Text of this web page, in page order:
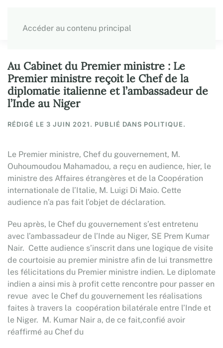
Accéder au contenu principal
Au Cabinet du Premier ministre : Le
Premier ministre reçoit le Chef de la
diplomatie italienne et l’ambassadeur de
l’Inde au Niger
RÉDIGÉ LE 3 JUIN 2021. PUBLIÉ DANS POLITIQUE.
Le Premier ministre, Chef du gouvernement, M.
Ouhoumoudou Mahamadou, a reçu en audience, hier, le
ministre des Affaires étrangères et de la Coopération
internationale de l’Italie, M. Luigi Di Maio. Cette
audience n’a pas fait l’objet de déclaration.
Peu après, le Chef du gouvernement s’est entretenu
avec l’ambassadeur de l’Inde au Niger, SE Prem Kumar
Nair. Cette audience s’inscrit dans une logique de visite
de courtoisie au premier ministre afin de lui transmettre
les félicitations du Premier ministre indien. Le diplomate
indien a ainsi mis à profit cette rencontre pour passer en
revue avec le Chef du gouvernement les réalisations
faites à travers la coopération bilatérale entre l’Inde et
le Niger. M. Kumar Nair a, de ce fait,confié avoir
réaffirmé au Chef du